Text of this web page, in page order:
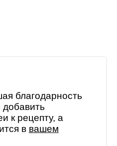
благодарность
к рецепту, а
в вашем